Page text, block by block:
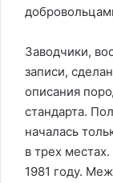
Заводчики,
записи,
описания
стандарта.
началась
в трех
1981 году.